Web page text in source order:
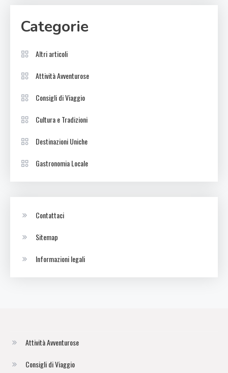
Categorie
Altri articoli
Attività Avventurose
Consigli di Viaggio
Cultura e Tradizioni
Destinazioni Uniche
Gastronomia Locale
Contattaci
Sitemap
Informazioni legali
Attività Avventurose
Consigli di Viaggio